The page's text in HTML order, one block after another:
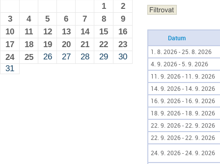
Datum
1. 8. 2026 - 25. 8. 2026
4. 9. 2026 - 5. 9. 2026
11. 9. 2026 - 11. 9. 2026
14. 9. 2026 - 14. 9. 2026
16. 9. 2026 - 16. 9. 2026
18. 9. 2026 - 18. 9. 2026
22. 9. 2026 - 22. 9. 2026
22. 9. 2026 - 22. 9. 2026
24. 9. 2026 - 24. 9. 2026
1
2
3
4 5 6 7 8
9
10
11 12 13 14 15
16
17
18 19 20 21 22
23
24
25 26 27 28 29
30
31